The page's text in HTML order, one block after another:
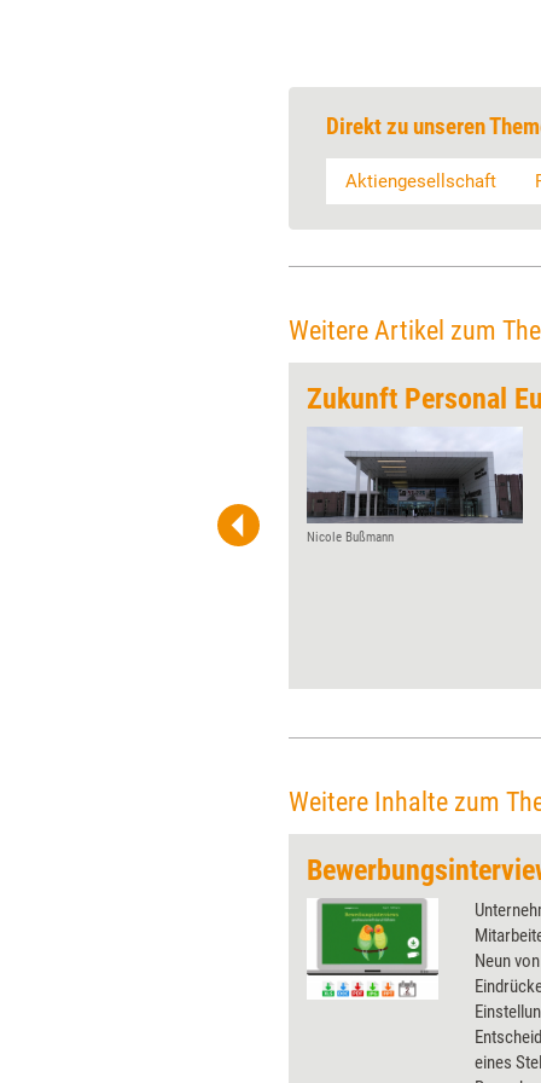
Direkt zu unseren
Aktiengesellschaft
Weitere Artikel zum
Personaler ihre Agenda für die
Zukunft Personal
Nicole Bußmann
Weitere Inhalte zum
Neun
eines